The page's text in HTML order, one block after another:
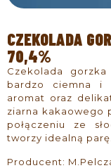
CZEKOLADA
70,4%
Czekolada
bardzo ciemna i
aromat oraz
ziarna kakaowego
połączeniu ze
tworzy idealną parę.
Producent: